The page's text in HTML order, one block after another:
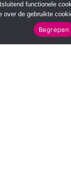
functionele
over de gebruikte
Begrepen